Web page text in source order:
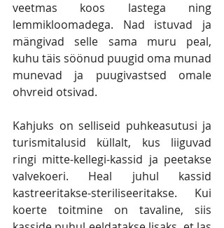
veetmas koos lastega ning
lemmikloomadega. Nad istuvad ja
mängivad selle sama muru peal,
kuhu täis söönud puugid oma munad
munevad ja puugivastsed omale
ohvreid otsivad.
Kahjuks on selliseid puhkeasutusi ja
turismitalusid küllalt, kus liiguvad
ringi mitte-kellegi-kassid ja peetakse
valvekoeri. Heal juhul kassid
kastreeritakse-steriliseeritakse. Kui
koerte toitmine on tavaline, siis